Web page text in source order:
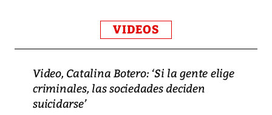
VIDEOS
Video, Catalina Botero: ‘Si la gente elige
criminales, las sociedades deciden
suicidarse’